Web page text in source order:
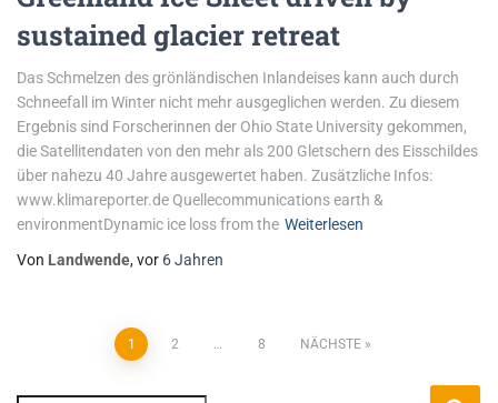
sustained glacier retreat
Das Schmelzen des grönländischen Inlandeises kann auch durch
Schneefall im Winter nicht mehr ausgeglichen werden. Zu diesem
Ergebnis sind Forscherinnen der Ohio State University gekommen,
die Satellitendaten von den mehr als 200 Gletschern des Eisschildes
über nahezu 40 Jahre ausgewertet haben. Zusätzliche Infos:
www.klimareporter.de Quellecommunications earth &
environmentDynamic ice loss from the Weiterlesen
Von Landwende, vor 6 Jahren
1 2 … 8 NÄCHSTE